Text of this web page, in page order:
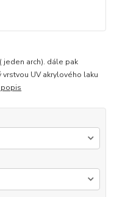
jeden arch). dále pak
UV akrylového laku